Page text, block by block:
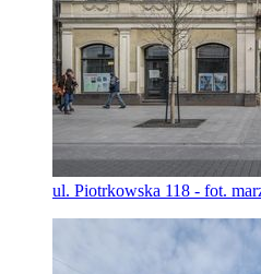
ul. Piotrkowska 118 - fot.